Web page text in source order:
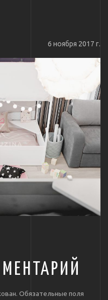
6 ноября 2017 г.
Обязательные поля